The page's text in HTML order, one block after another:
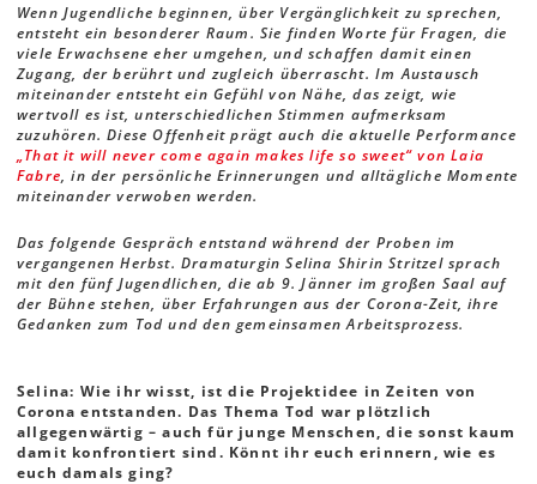
Wenn Jugendliche beginnen, über Vergänglichkeit zu sprechen,
entsteht ein besonderer Raum. Sie finden Worte für Fragen, die
viele Erwachsene eher umgehen, und schaffen damit einen
Zugang, der berührt und zugleich überrascht. Im Austausch
miteinander entsteht ein Gefühl von Nähe, das zeigt, wie
wertvoll es ist, unterschiedlichen Stimmen aufmerksam
zuzuhören. Diese Offenheit prägt auch die aktuelle Performance
„That it will never come again makes life so sweet“ von Laia
Fabre, in der persönliche Erinnerungen und alltägliche Momente
miteinander verwoben werden.
Das folgende Gespräch entstand während der Proben im
vergangenen Herbst. Dramaturgin Selina Shirin Stritzel sprach
mit den fünf Jugendlichen, die ab 9. Jänner im großen Saal auf
der Bühne stehen, über Erfahrungen aus der Corona-Zeit, ihre
Gedanken zum Tod und den gemeinsamen Arbeitsprozess.
Selina: Wie ihr wisst, ist die Projektidee in Zeiten von
Corona entstanden. Das Thema Tod war plötzlich
allgegenwärtig – auch für junge Menschen, die sonst kaum
damit konfrontiert sind. Könnt ihr euch erinnern, wie es
euch damals ging?